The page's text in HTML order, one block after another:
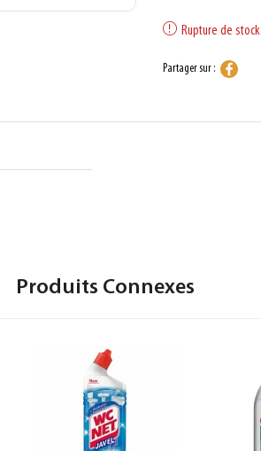
Rupture de stock
Partager sur :
Produits Connexes